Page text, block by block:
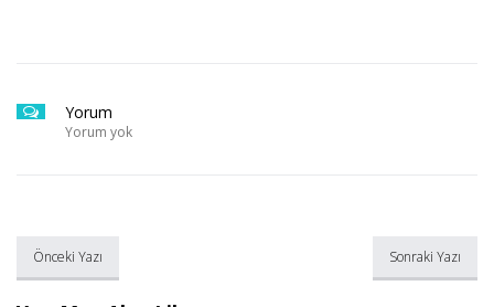
Yorum
Yorum yok
Önceki Yazı Sonraki Yazı